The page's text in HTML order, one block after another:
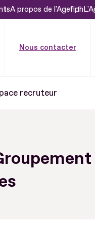
A propos de l'Agefiph
Nous contacter
recruteur